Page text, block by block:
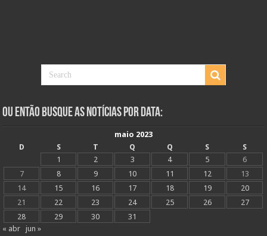
Ou Então Busque as Notícias Por Data:
maio 2023
D
S T Q Q S
S
1
2 3 4 5
6
7
8 9 10 11 12
13
14
15 16 17 18 19
20
21
22 23 24 25 26
27
28
29 30
31
« abr
jun »